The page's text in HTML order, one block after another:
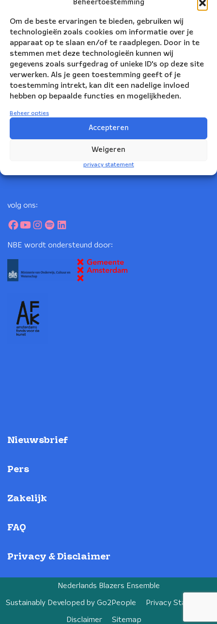
Beheertoestemming
Om de beste ervaringen te bieden, gebruiken wij
technologieën zoals cookies om informatie over je
apparaat op te slaan en/of te raadplegen. Door in te
stemmen met deze technologieën kunnen wij
gegevens zoals surfgedrag of unieke ID's op deze site
verwerken. Als je geen toestemming geeft of je
toestemming intrekt, kan dit een nadelige invloed
hebben op bepaalde functies en mogelijkheden.
Beheer opties
Accepteren
Weigeren
privacy statement
Korte Leidsedwarsstraat 12
volg ons:
NBE wordt ondersteund door:
Nieuwsbrief
Pers
Zakelijk
FAQ
Privacy & Disclaimer
Nederlands Blazers Ensemble
Sustainably Developed by Go2People Privacy Statement
Disclaimer Sitemap